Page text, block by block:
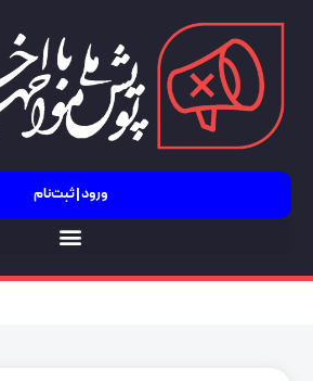
ورود | ثبت‌نام